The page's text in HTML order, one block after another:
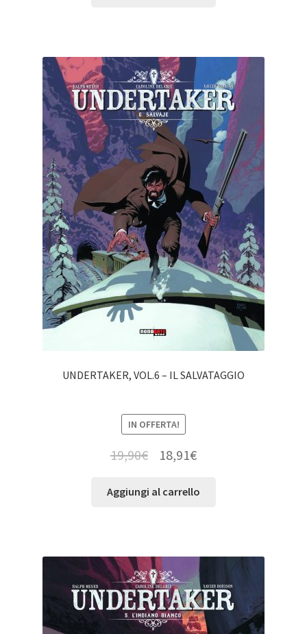
UNDERTAKER, VOL.6 – IL SALVATAGGIO
IN OFFERTA!
19,90€ 18,91€
Aggiungi al carrello